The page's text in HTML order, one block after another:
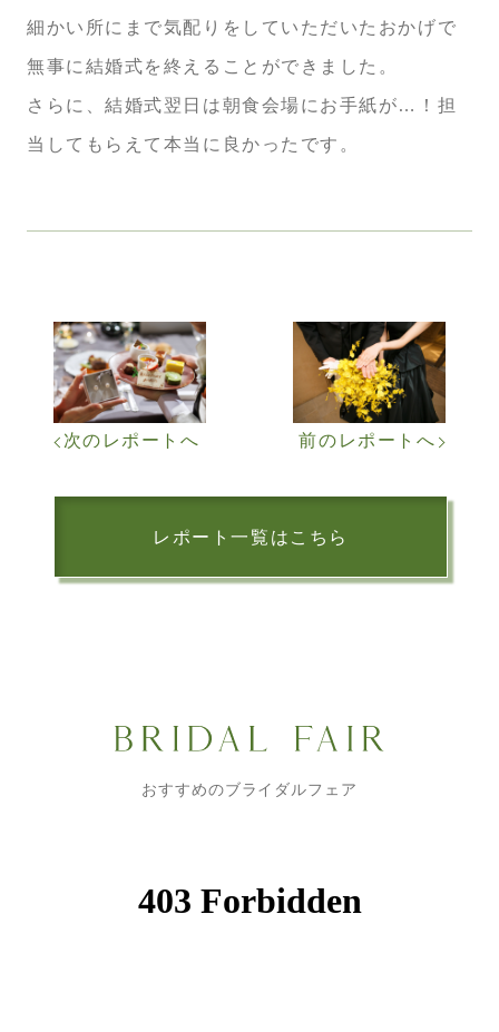
細かい所にまで気配りをしていただいたおかげで
無事に結婚式を終えることができました。
さらに、結婚式翌日は朝食会場にお手紙が…！担
当してもらえて本当に良かったです。
次のレポートへ
レポート一覧はこちら
前のレポートへ
おすすめのブライダルフェア